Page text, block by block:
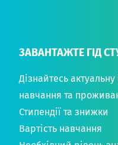
ЗАВАНТАЖТЕ ГІД
Дізнайтесь
навчання та
Стипендії та знижки
Вартість навчання